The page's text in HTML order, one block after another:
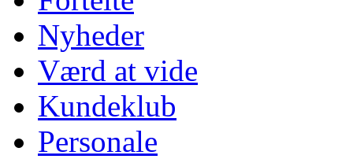
Nyheder
Værd at vide
Kundeklub
Personale